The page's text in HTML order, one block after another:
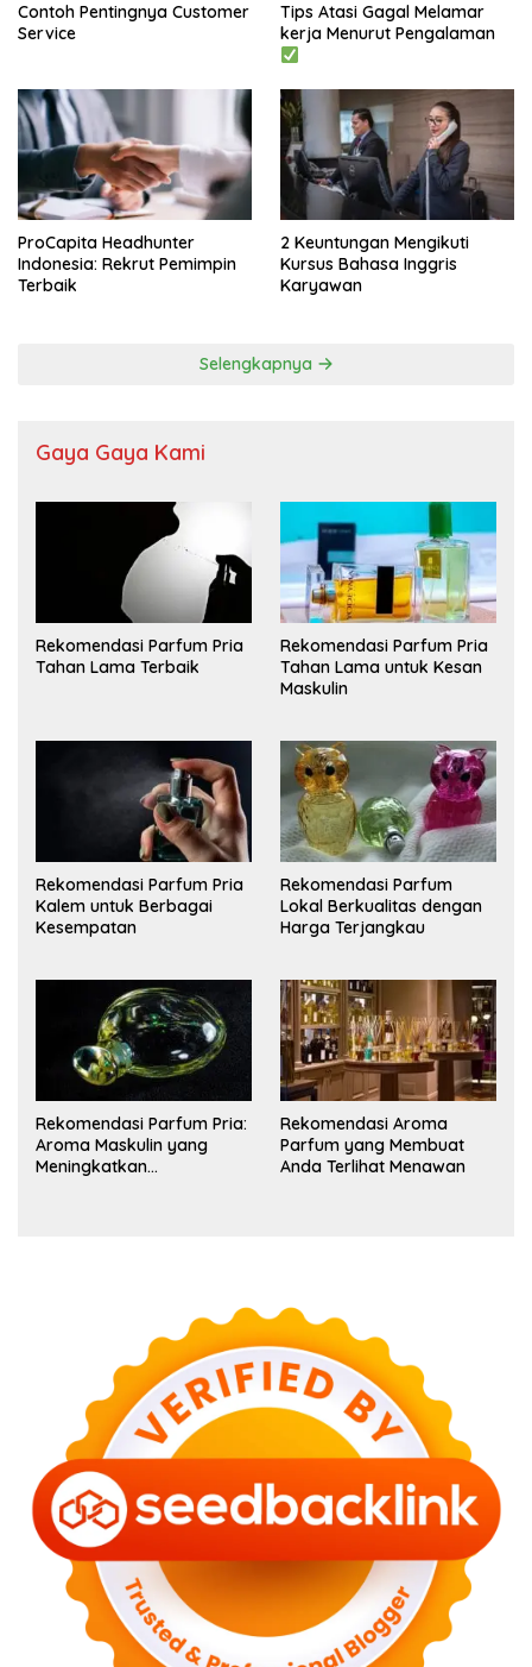
Contoh Pentingnya Customer
Service
Tips Atasi Gagal Melamar
kerja Menurut Pengalaman
ProCapita Headhunter
Indonesia: Rekrut Pemimpin
Terbaik
2 Keuntungan Mengikuti
Kursus Bahasa Inggris
Karyawan
Selengkapnya
Gaya Gaya Kami
Rekomendasi Parfum Pria
Tahan Lama Terbaik
Rekomendasi Parfum Pria
Tahan Lama untuk Kesan
Maskulin
Rekomendasi Parfum Pria
Kalem untuk Berbagai
Kesempatan
Rekomendasi Parfum
Lokal Berkualitas dengan
Harga Terjangkau
Rekomendasi Parfum Pria:
Aroma Maskulin yang
Meningkatkan
Rekomendasi Aroma
Parfum yang Membuat
Anda Terlihat Menawan